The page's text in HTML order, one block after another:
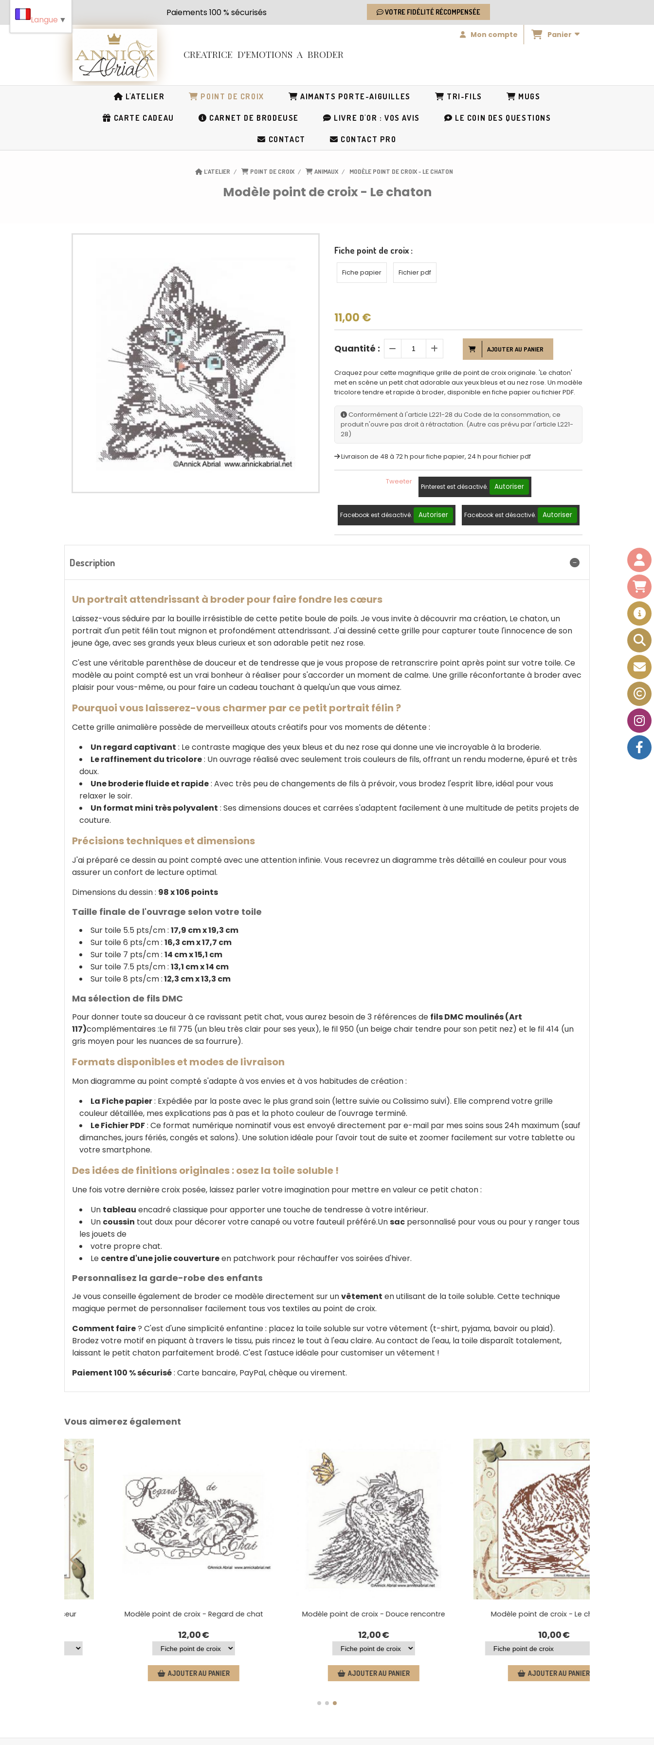
Paiements 100 % sécurisés VOTRE FIDÉLITÉ RÉCOMPENSÉE
CREATRICE D'EMOTIONS A BRODER
Mon compte Panier
L'ATELIER POINT DE CROIX AIMANTS PORTE-AIGUILLES TRI-FILS MUGS
CARTE CADEAU CARNET DE BRODEUSE LIVRE D'OR : VOS AVIS LE COIN DES QUESTIONS
CONTACT CONTACT PRO
L'ATELIER POINT DE CROIX ANIMAUX MODÈLE POINT DE CROIX - LE CHATON
Modèle point de croix - Le chaton
Fiche point de croix :
Fiche papier Fichier pdf
11,00 €
Quantité : AJOUTER AU PANIER
Craquez pour cette magnifique grille de point de croix originale. 'Le chaton'
met en scène un petit chat adorable aux yeux bleus et au nez rose. Un modèle
tricolore tendre et rapide à broder, disponible en fiche papier ou fichier PDF.
Conformément à l'article L221-28 du Code de la consommation, ce
produit n'ouvre pas droit à rétractation. (Autre cas prévu par l'article L221-
28)
Livraison de 48 à 72 h pour fiche papier, 24 h pour fichier pdf
Tweeter
Pinterest est désactivé. Autoriser
Facebook est désactivé. Autoriser Facebook est désactivé. Autoriser
Description
Un portrait attendrissant à broder pour faire fondre les cœurs
Laissez-vous séduire par la bouille irrésistible de cette petite boule de poils. Je vous invite à découvrir ma création, Le chaton, un
portrait d'un petit félin tout mignon et profondément attendrissant. J'ai dessiné cette grille pour capturer toute l'innocence de son
jeune âge, avec ses grands yeux bleus curieux et son adorable petit nez rose.
C'est une véritable parenthèse de douceur et de tendresse que je vous propose de retranscrire point après point sur votre toile. Ce
modèle au point compté est un vrai bonheur à réaliser pour s'accorder un moment de calme. Une grille réconfortante à broder avec
plaisir pour vous-même, ou pour faire un cadeau touchant à quelqu'un que vous aimez.
Pourquoi vous laisserez-vous charmer par ce petit portrait félin ?
Cette grille animalière possède de merveilleux atouts créatifs pour vos moments de détente :
Un regard captivant : Le contraste magique des yeux bleus et du nez rose qui donne une vie incroyable à la broderie.
Le raffinement du tricolore: Un ouvrage réalisé avec seulement trois couleurs de fils, offrant un rendu moderne, épuré et très
doux.
Une broderie fluide et rapide: Avec très peu de changements de fils à prévoir, vous brodez l'esprit libre, idéal pour vous
relaxer le soir.
Un format mini très polyvalent : Ses dimensions douces et carrées s'adaptent facilement à une multitude de petits projets de
couture.
Précisions techniques et dimensions
J'ai préparé ce dessin au point compté avec une attention infinie. Vous recevrez un diagramme très détaillé en couleur pour vous
assurer un confort de lecture optimal.
Dimensions du dessin : 98 x 106 points
Taille finale de l'ouvrage selon votre toile
Sur toile 5.5 pts/cm : 17,9 cm x 19,3 cm
Sur toile 6 pts/cm : 16,3 cm x 17,7 cm
Sur toile 7 pts/cm : 14 cm x 15,1 cm
Sur toile 7.5 pts/cm : 13,1 cm x 14 cm
Sur toile 8 pts/cm :12,3 cm x 13,3 cm
Ma sélection de fils DMC
Pour donner toute sa douceur à ce ravissant petit chat, vous aurez besoin de 3 références de fils DMC moulinés (Art
117)complémentaires :Le fil 775 (un bleu très clair pour ses yeux), le fil 950 (un beige chair tendre pour son petit nez) et le fil 414 (un
gris moyen pour les nuances de sa fourrure).
Formats disponibles et modes de livraison
Mon diagramme au point compté s'adapte à vos envies et à vos habitudes de création :
La Fiche papier: Expédiée par la poste avec le plus grand soin (lettre suivie ou Colissimo suivi). Elle comprend votre grille
couleur détaillée, mes explications pas à pas et la photo couleur de l'ouvrage terminé.
Le Fichier PDF: Ce format numérique nominatif vous est envoyé directement par e-mail par mes soins sous 24h maximum (sauf
dimanches, jours fériés, congés et salons). Une solution idéale pour l'avoir tout de suite et zoomer facilement sur votre tablette ou
votre smartphone.
Des idées de finitions originales : osez la toile soluble !
Une fois votre dernière croix posée, laissez parler votre imagination pour mettre en valeur ce petit chaton :
Un tableau encadré classique pour apporter une touche de tendresse à votre intérieur.
Un coussin tout doux pour décorer votre canapé ou votre fauteuil préféré.Unsac personnalisé pour vous ou pour y ranger tous
les jouets de
votre propre chat.
Le centre d'une jolie couvertureen patchwork pour réchauffer vos soirées d'hiver.
Personnalisez la garde-robe des enfants
Je vous conseille également de broder ce modèle directement sur unvêtement en utilisant de la toile soluble. Cette technique
magique permet de personnaliser facilement tous vos textiles au point de croix.
Comment faire? C'est d'une simplicité enfantine : placez la toile soluble sur votre vêtement (t-shirt, pyjama, bavoir ou plaid).
Brodez votre motif en piquant à travers le tissu, puis rincez le tout à l'eau claire. Au contact de l'eau, la toile disparaît totalement,
laissant le petit chaton parfaitement brodé. C'est l'astuce idéale pour customiser un vêtement !
Paiement 100 % sécurisé: Carte bancaire, PayPal, chèque ou virement.
Vous aimerez également
Modèle point de croix - Le chasseur Modèle point de croix - Regard de chat
AJOUTER AU PANIER
Modèle point de croix - Douce rencontre
AJOUTER AU PANIER
Modèle point de croix - Le
AJOUTER AU PANIER
Langue ▼